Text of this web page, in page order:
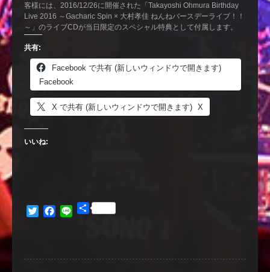
客様には、2016/12/26に開催された「Takayoshi Ohmura Birthday
Live 2016 ～Gacharic Spin × 大村孝佳 ねんねバースデーライブ！！
～」のライブCDが当日限定のスペシャル特典として付属します。
共有:
Facebook で共有 (新しいウィンドウで開きます)
Facebook
X で共有 (新しいウィンドウで開きます) X
いいね:
TwitterFacebook
Line共